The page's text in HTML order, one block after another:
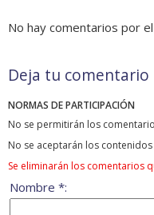
No hay comentarios por
Deja tu comentario
NORMAS DE PARTICIPACIÓN
No se permitirán los
No se aceptarán los
Se eliminarán los comentarios
Nombre *: